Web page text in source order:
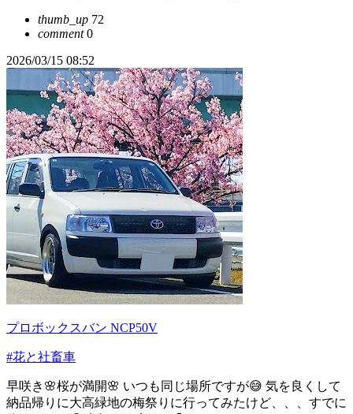
thumb_up 72
comment0
2026/03/15 08:52
プロボックスバン NCP50V
#花と社畜車
早咲き🌸桜が満開🌸 いつも同じ場所ですが😅 気を良くして
納品帰りに大高緑地の梅祭りに行ってみたけど、、、すでに